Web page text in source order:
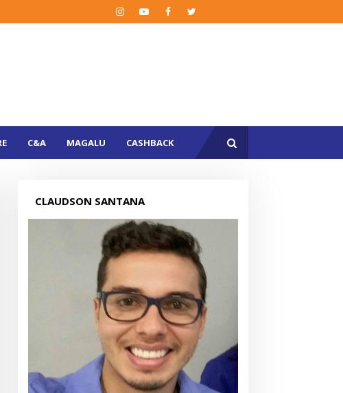
C&A MAGALU CASHBACK
CLAUDSON SANTANA